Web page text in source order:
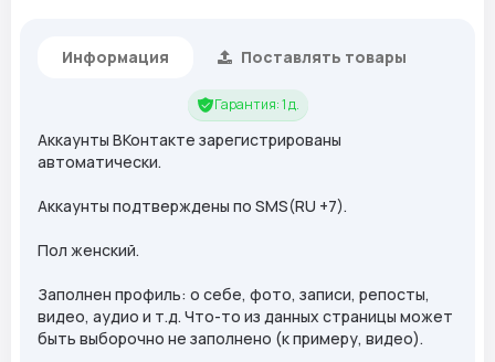
Информация Поставлять товары
Гарантия: 1 д.
Аккаунты ВКонтакте зарегистрированы
автоматически.
Аккаунты подтверждены по SMS(RU +7).
Пол женский.
Заполнен профиль: о себе, фото, записи, репосты,
видео, аудио и т.д. Что-то из данных страницы может
быть выборочно не заполнено (к примеру, видео).